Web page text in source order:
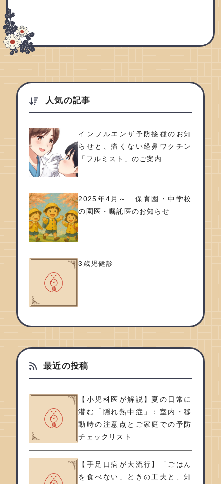
人気の記事
インフルエンザ予防接種のお知
らせと、痛くない経鼻ワクチン
「フルミスト」のご案内
2025年4月～ 保育園・中学校
の園医・嘱託医のお知らせ
3歳児健診
最近の投稿
【小児科医が解説】夏の日常に
潜む「隠れ熱中症」：室内・移
動時の注意点とご家庭での予防
チェックリスト
【手足口病が大流行】「ごはん
を食べない」ときの工夫と、知